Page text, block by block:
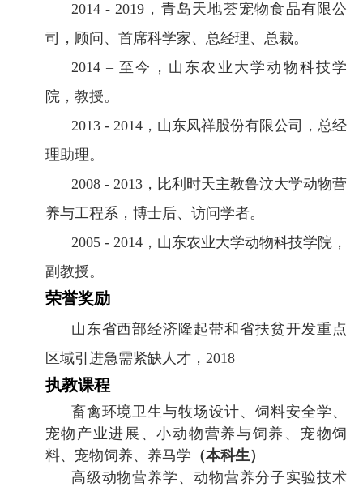
2014 - 2019 ，青岛天地荟宠物食品有限公
司，顾问、首席科学家、总经理、总裁。
2014 – 至今，山东农业大学动物科技学
院，教授。
2013 - 2014，山东凤祥股份有限公司，总经
理助理。
2008 - 2013，比利时天主教鲁汶大学动物营
养与工程系，博士后、访问学者。
2005 - 2014，山东农业大学动物科技学院，
副教授。
荣誉奖励
山东省西部经济隆起带和省扶贫开发重点
区域引进急需紧缺人才， 2018
执教课程
畜禽环境卫生与牧场设计、饲料安全学、
宠物产业进展、小动物营养与饲养、宠物饲
料、宠物饲养、养马学 （本科生）
高级动物营养学、动物营养分子实验技术